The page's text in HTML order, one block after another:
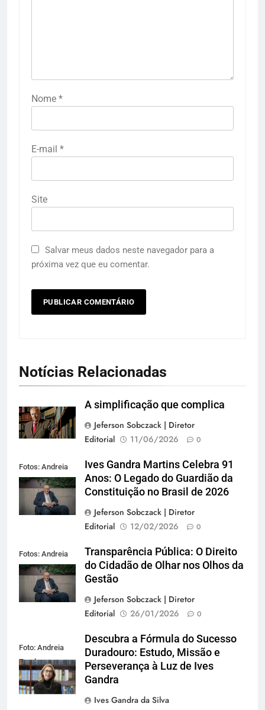
Nome *
E-mail *
Site
Salvar meus dados neste navegador para a
próxima vez que eu comentar.
Notícias Relacionadas
A simplificação que complica
Jeferson Sobczack | Diretor
Editorial
11/06/2026 0
Fotos: Andreia
Tarelow
Ives Gandra Martins Celebra 91
Anos: O Legado do Guardião da
Constituição no Brasil de 2026
Jeferson Sobczack | Diretor
Editorial
12/02/2026 0
Fotos: Andreia
Tarelow
Transparência Pública: O Direito
do Cidadão de Olhar nos Olhos da
Gestão
Jeferson Sobczack | Diretor
Editorial
26/01/2026 0
Foto: Andreia
Tarelow
Descubra a Fórmula do Sucesso
Duradouro: Estudo, Missão e
Perseverança à Luz de Ives
Gandra
Ives Gandra da Silva